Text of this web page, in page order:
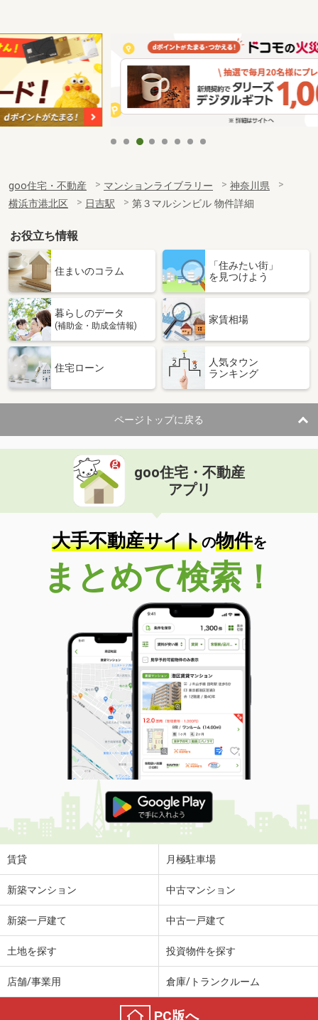
goo住宅・不動産 マンションライブラリー
神奈川県
横浜市港北区
日吉駅 第３マルシンビル 物件詳細
お役立ち情報
住まいのコラム
「住みたい街」
を見つけよう
暮らしのデータ
(補助金・助成金情報)
家賃相場
住宅ローン
人気タウン
ランキング
ページトップに戻る
goo住宅・不動産
アプリ
大手不動産サイトの物件を
まとめて検索！
賃貸 月極駐車場
新築マンション 中古マンション
新築一戸建て 中古一戸建て
土地を探す 投資物件を探す
店舗/事業用 倉庫/トランクルーム
PC版へ